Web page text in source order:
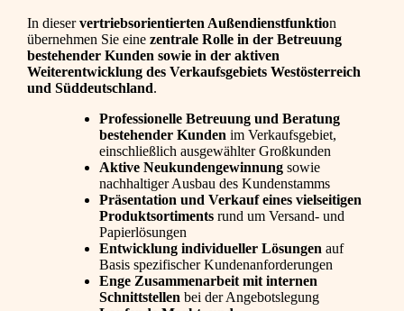
In dieservertriebsorientierten Außendienstfunktion
übernehmen Sie eine zentrale Rolle in der Betreuung
bestehender Kunden sowie in der aktiven
Weiterentwicklung des Verkaufsgebiets Westösterreich
und Süddeutschland.
Professionelle Betreuung und Beratung
bestehender Kunden im Verkaufsgebiet,
einschließlich ausgewählter Großkunden
Aktive Neukundengewinnung sowie
nachhaltiger Ausbau des Kundenstamms
Präsentation und Verkauf eines vielseitigen
Produktsortiments rund um Versand- und
Papierlösungen
Entwicklung individueller Lösungen auf
Basis spezifischer Kundenanforderungen
Enge Zusammenarbeit mit internen
Schnittstellen bei der Angebotslegung